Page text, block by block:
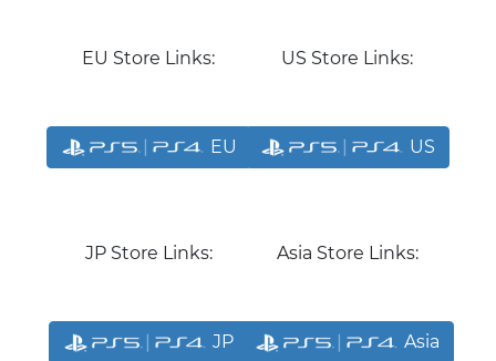
EU Store Links:
EU
US Store Links:
US
JP Store Links:
JP
Asia Store Links:
Asia